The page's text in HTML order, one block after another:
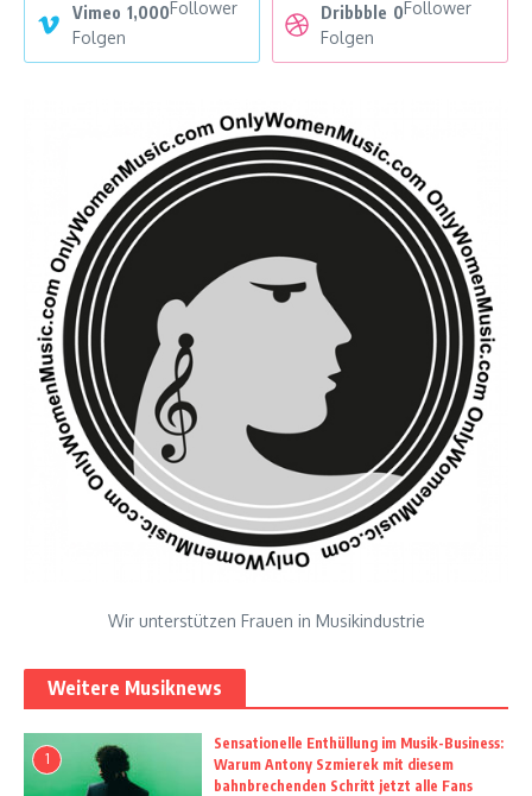
Vimeo 1,000Follower
Folgen
Dribbble 0Follower
Folgen
Wir unterstützen Frauen in Musikindustrie
Weitere Musiknews
1
Sensationelle Enthüllung im Musik-Business:
Warum Antony Szmierek mit diesem
bahnbrechenden Schritt jetzt alle Fans